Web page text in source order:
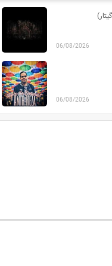
06/08/2026
06/08/2026